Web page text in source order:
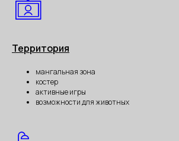
Территория
мангальная зона
костер
активные игры
возможности для животных